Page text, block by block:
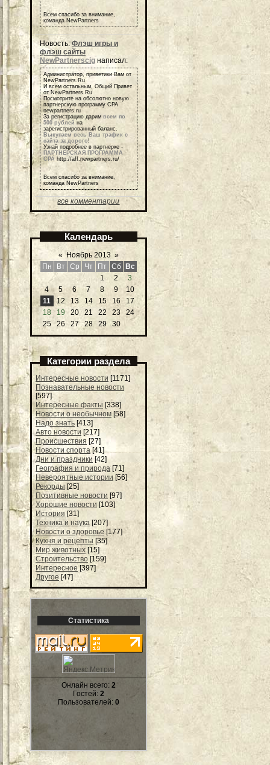
Всем спасибо за внимание,
команда NewPartners
Новость:Флэш игры и
флэш сайты
NewPartnerscig написал:
Администратор, приветики Вам от
NewPartners.Ru
И всем остальным, Общий Привет
от NewPartners.Ru
Посмотрите на обсолютно новую
партнерскую программу СРА
newpartners.ru
За регистрацию дарим всем по
500 рублей на
зарегистрированный баланс.
Выкупаем весь Ваш трафик с
сайта за дорого!
Узнай подробнее в партнерке -
ПАРТНЕРСКАЯ ПРОГРАММА
СРА http://aff.newpartners.ru/
Всем спасибо за внимание,
команда NewPartners
все комментарии
Календарь
« Ноябрь 2013 »
Пн
Вт Ср Чт Пт Сб Вс
1
2
3
4
5 6 7 8 9
10
11
12 13 14 15 16
17
18
19 20 21 22 23
24
25
26 27 28 29 30
Категории раздела
Интересные новости [1171]
Познавательные новости
[597]
Интересные факты [338]
Новости о необычном [58]
Надо знать [413]
Авто новости [217]
Происшествия [27]
Новости спорта [41]
Дни и праздники [42]
География и природа [71]
Невероятные истории [56]
Рекорды [25]
Позитивные новости [97]
Хорошие новости [103]
История [31]
Техника и наука [207]
Новости о здоровье [177]
Кухня и рецепты [35]
Мир животных [15]
Строительство [159]
Интересное [397]
Другое [47]
Статистика
Онлайн всего: 2
Гостей: 2
Пользователей: 0